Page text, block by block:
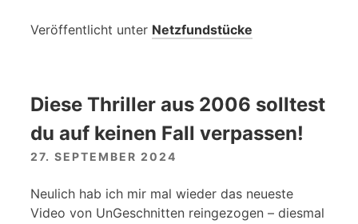
Veröffentlicht unter Netzfundstücke
Diese Thriller aus 2006 solltest
du auf keinen Fall verpassen!
27. SEPTEMBER 2024
Neulich hab ich mir mal wieder das neueste
Video von UnGeschnitten reingezogen – diesmal